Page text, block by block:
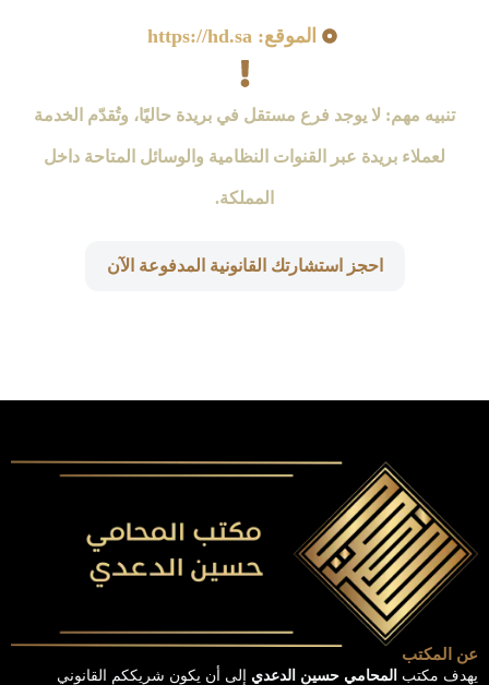
الموقع: https://hd.sa
تنبيه مهم: لا يوجد فرع مستقل في بريدة حاليًا، وتُقدّم الخدمة
لعملاء بريدة عبر القنوات النظامية والوسائل المتاحة داخل
المملكة.
احجز استشارتك القانونية المدفوعة الآن
عن المكتب
يهدف مكتب المحامي حسين الدعدي إلى أن يكون شريككم القانوني